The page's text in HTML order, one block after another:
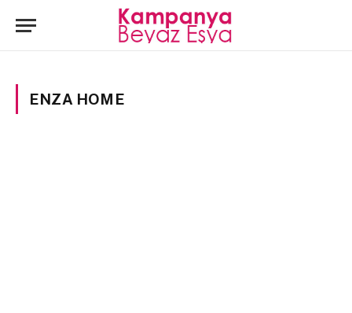
ENZA HOME